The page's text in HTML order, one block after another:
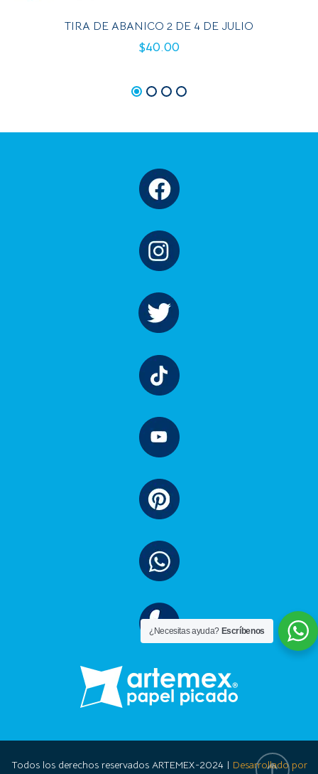
TIRA DE ABANICO 2 DE 4 DE JULIO
$40.00
Todos los derechos reservados ARTEMEX-2024 | Desarrollado por
¿Necesitas ayuda?Escríbenos